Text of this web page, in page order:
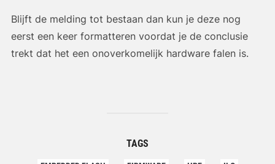
Blijft de melding tot bestaan dan kun je deze nog
eerst een keer formatteren voordat je de conclusie
trekt dat het een onoverkomelijk hardware falen is.
TAGS